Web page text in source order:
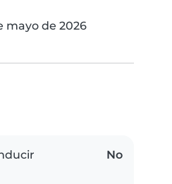
mayo de 2026
No